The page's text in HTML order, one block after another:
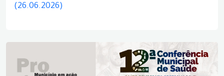
(26.06.2026)